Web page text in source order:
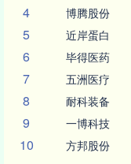
4 博腾股份
5 近岸蛋白
6 毕得医药
7 五洲医疗
8 耐科装备
9 一博科技
10 方邦股份